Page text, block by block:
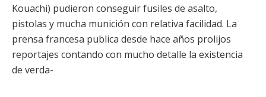
Kouachi) pudieron conseguir fusiles de asalto,
pistolas y mucha munición con relativa facilidad. La
prensa francesa publica desde hace años prolijos
reportajes contando con mucho detalle la existencia
de verda-